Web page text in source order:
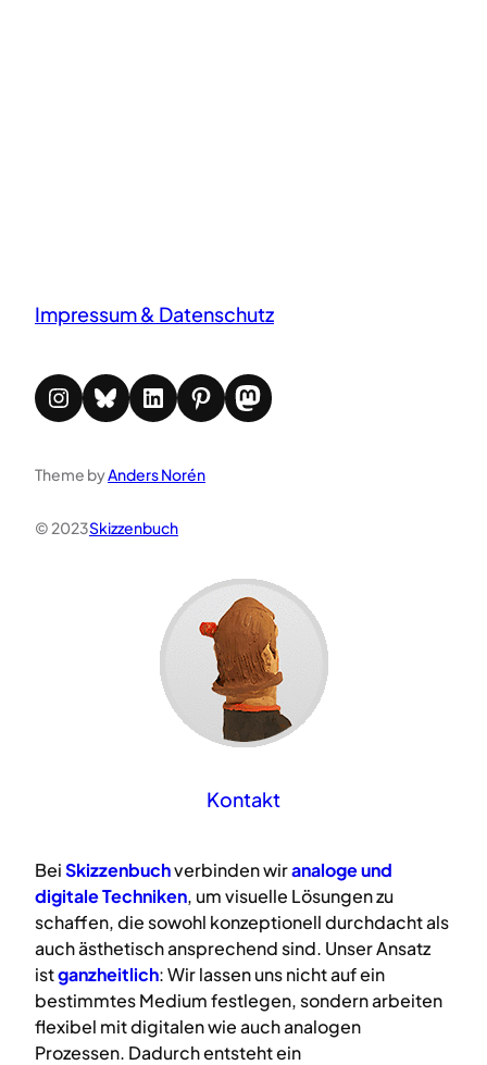
Impressum & Datenschutz
Instagram Bluesky LinkedIn Pinterest Mastodon
Theme byAnders Norén
© 2023Skizzenbuch
Kontakt
BeiSkizzenbuchverbinden wiranalogeund
digitaleTechniken, um visuelle Lösungen zu
schaffen, die sowohl konzeptionell durchdacht als
auch ästhetisch ansprechend sind. Unser Ansatz
istganzheitlich: Wir lassen uns nicht auf ein
bestimmtes Medium festlegen, sondern arbeiten
flexibel mit digitalen wie auch analogen
Prozessen. Dadurch entsteht ein